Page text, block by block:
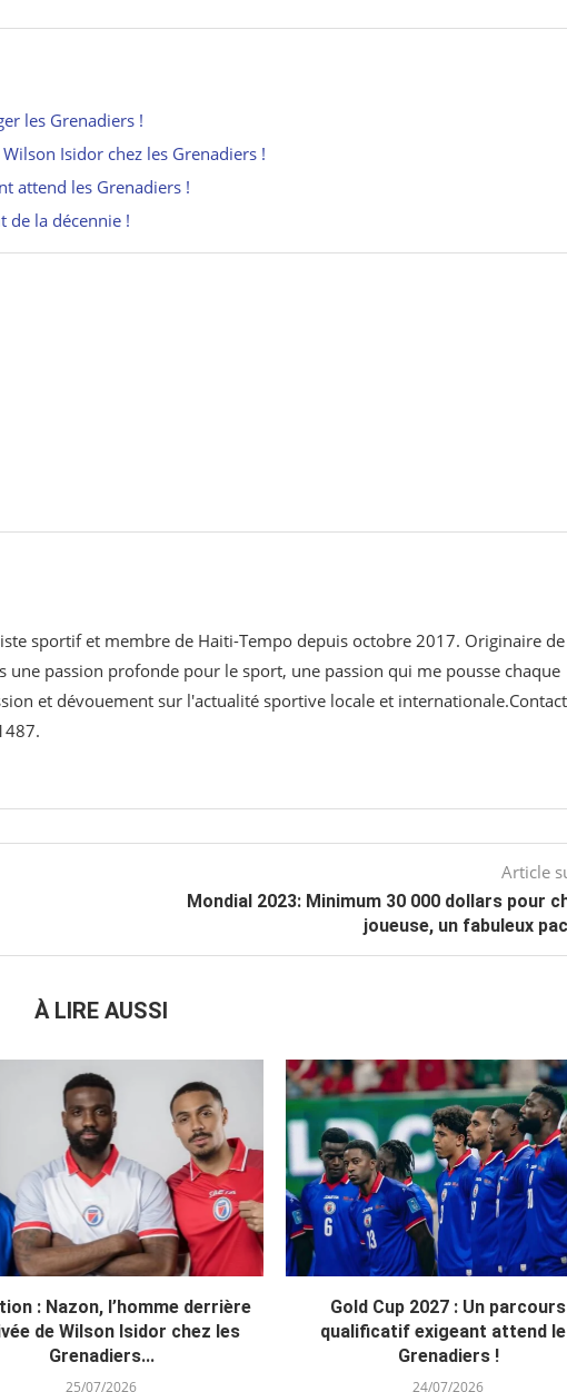
les Grenadiers !
Isidor chez les Grenadiers !
attend les Grenadiers !
de la décennie !
sportif et membre de Haiti-Tempo depuis octobre 2017. Originaire de
une passion profonde pour le sport, une passion qui me pousse chaque
et dévouement sur l'actualité sportive locale et
Article
Mondial 2023: Minimum 30 000 dollars pour
joueuse, un fabuleux
À LIRE AUSSI
: Nazon, l’homme derrière
de Wilson Isidor chez les
Grenadiers...
25/07/2026
Gold Cup 2027 : Un parcours
qualificatif exigeant attend
Grenadiers !
24/07/2026